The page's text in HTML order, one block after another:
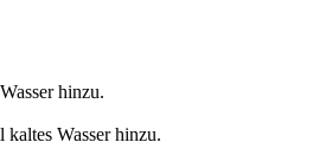
hinzu.
Wasser hinzu.